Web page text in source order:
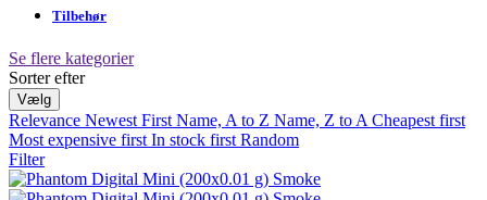
Tilbehør
Se flere kategorier
KATEGORIER
PRICE
Sorter efter
Vælg
Relevance Newest First Name, A to Z Name, Z to A Cheapest first
Most expensive first In stock first Random
Filter